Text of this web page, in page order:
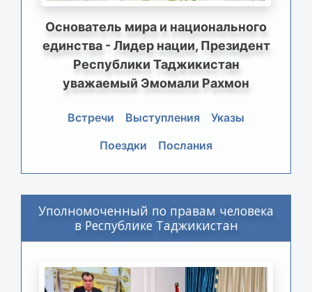
Основатель мира и национального
единства - Лидер нации, Президент
Республики Таджикистан
уважаемый Эмомали Рахмон
Встречи Выступления
Указы
Поездки
Послания
Уполномоченный по правам человека
в Республике Таджикистан